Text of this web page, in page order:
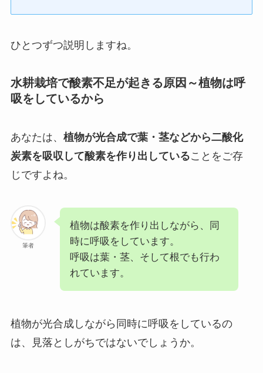
ひとつずつ説明しますね。
水耕栽培で酸素不足が起きる原因～植物は呼
吸をしているから
あなたは、 植物が光合成で葉・茎などから二酸化
炭素を吸収して酸素を作り出していることをご存
じですよね。
筆者
植物は酸素を作り出しながら、同
時に呼吸をしています。
呼吸は葉・茎、そして根でも行わ
れています。
植物が光合成しながら同時に呼吸をしているの
は、見落としがちではないでしょうか。